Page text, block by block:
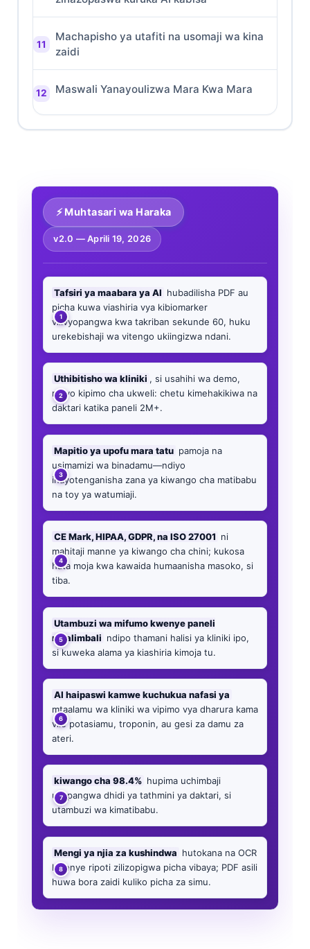
Machapisho ya utafiti na usomaji wa kina
zaidi
Maswali Yanayoulizwa Mara Kwa Mara
⚡ Muhtasari wa Haraka
v2.0 —Aprili 19, 2026
Tafsiri ya maabara ya AI hubadilisha PDF au
picha kuwa viashiria vya kibiomarker
vilivyopangwa kwa takriban sekunde 60, huku
urekebishaji wa vitengo ukiingizwa ndani.
Uthibitisho wa kliniki , si usahihi wa demo,
ndiyo kipimo cha ukweli: chetu kimehakikiwa na
daktari katika paneli 2M+.
Mapitio ya upofu mara tatu pamoja na
usimamizi wa binadamu—ndiyo
inayotenganisha zana ya kiwango cha matibabu
na toy ya watumiaji.
CE Mark, HIPAA, GDPR, na ISO 27001 ni
mahitaji manne ya kiwango cha chini; kukosa
hata moja kwa kawaida humaanisha masoko, si
tiba.
Utambuzi wa mifumo kwenye paneli
mbalimbali ndipo thamani halisi ya kliniki ipo,
si kuweka alama ya kiashiria kimoja tu.
AI haipaswi kamwe kuchukua nafasi ya
mtaalamu wa kliniki wa vipimo vya dharura kama
vile potasiamu, troponin, au gesi za damu za
ateri.
kiwango cha 98.4% hupima uchimbaji
uliopangwa dhidi ya tathmini ya daktari, si
utambuzi wa kimatibabu.
Mengi ya njia za kushindwa hutokana na OCR
kwenye ripoti zilizopigwa picha vibaya; PDF asili
huwa bora zaidi kuliko picha za simu.